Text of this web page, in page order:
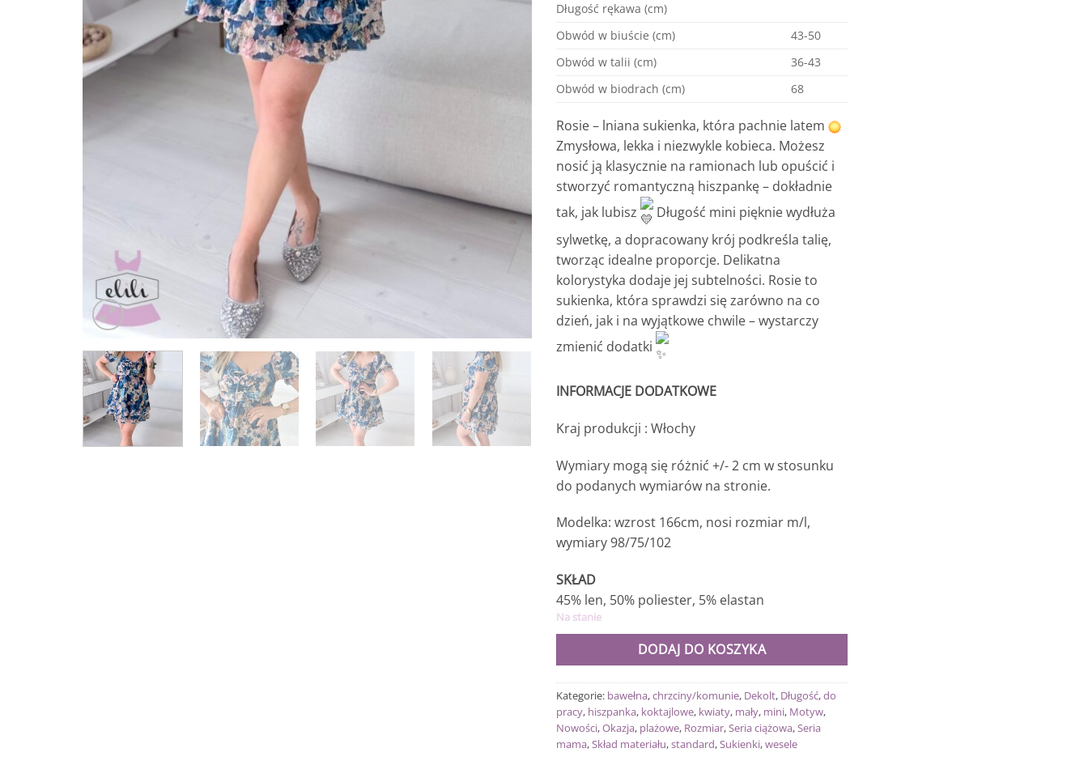
Długość rękawa (cm)
Obwód w biuście (cm)
43-50
Obwód w talii (cm)
36-43
Obwód w biodrach (cm)
68
Rosie – lniana sukienka, która pachnie latem
Zmysłowa, lekka i niezwykle kobieca. Możesz
nosić ją klasycznie na ramionach lub opuścić i
stworzyć romantyczną hiszpankę – dokładnie
tak, jak lubisz
Długość mini pięknie wydłuża
sylwetkę, a dopracowany krój podkreśla talię,
tworząc idealne proporcje. Delikatna
kolorystyka dodaje jej subtelności. Rosie to
sukienka, która sprawdzi się zarówno na co
dzień, jak i na wyjątkowe chwile – wystarczy
zmienić dodatki
INFORMACJE DODATKOWE
Kraj produkcji : Włochy
Wymiary mogą się różnić +/- 2 cm w stosunku
do podanych wymiarów na stronie.
Modelka: wzrost 166cm, nosi rozmiar m/l,
wymiary 98/75/102
SKŁAD
45% len, 50% poliester, 5% elastan
Na stanie
DODAJ DO KOSZYKA
Kategorie: bawełna,chrzciny/komunie, Dekolt, Długość,do
pracy, hiszpanka, koktajlowe, kwiaty, mały, mini, Motyw,
Nowości,Okazja, plażowe, Rozmiar,Seria ciążowa,Seria
mama,Skład materiału,standard,Sukienki,wesele